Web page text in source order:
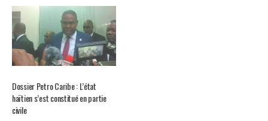
Dossier Petro Caribe : L’état
haïtien s’est constitué en partie
civile